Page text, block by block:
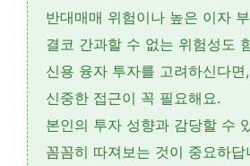
반대매매 위험이나 높은 이자
결코 간과할 수 없는 위험성도
신용 융자 투자를 고려하신다면,
신중한 접근이 꼭 필요해요.
본인의 투자 성향과 감당할 수
꼼꼼히 따져보는 것이 중요하답